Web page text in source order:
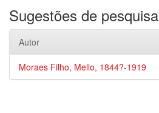
Sugestões de pesquisa
Autor
Moraes Filho, Mello, 1844?-1919